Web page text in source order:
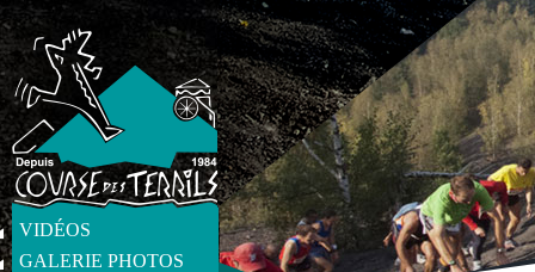
VIDÉOS
GALERIE PHOTOS